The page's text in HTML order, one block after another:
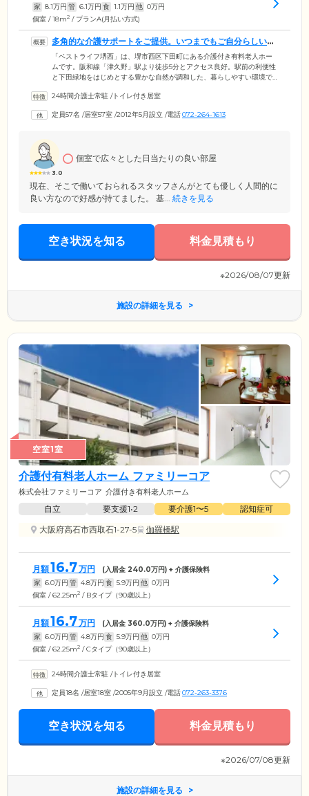
家 8.1万円 管 6.1万円 食 1.1万円 他 0万円
個室 / 18m2 / プランA(月払い方式)
多角的な介護サポートをご提供。いつまでもご自分らしい生
活を支援します
「ベストライフ堺西」は、堺市西区下田町にある介護付き有料老人ホー
ムです。阪和線「津久野」駅より徒歩5分とアクセス良好。駅前の利便性
と下田緑地をはじめとする豊かな自然が調和した、暮らしやすい環境で
ポートをご提供。ご入居者様がこれまで歩まれてきた道のりを尊重し、
タイルに寄り添った設備が充実。明るく広々としたダイニングや、落ち
24時間介護士常駐 /トイレ付き居室
定員57名 /居室57室 /2012年5月設立 /電話072-264-1613
3.0
個室で広々とした日当たりの良い部屋
現在、そこで働いておられるスタッフさんがとても優しく人間的に
良い方なので好感が持てました。 基... 続きを見る
空き状況を知る 料金見積もり
※2026/08/07更新
施設の詳細を見る
空室1室
介護付有料老人ホーム ファミリーコア
株式会社ファミリーコア 介護付き有料老人ホーム
自立 要支援1•2 要介護1〜5
認知症可
大阪府高石市西取石1-27-5
伽羅橋駅
月額16.7万円 (入居金 240.0万円) + 介護保険料
家 6.0万円 管 4.8万円 食 5.9万円 他 0万円
個室 / 62.25m2 / Bタイプ（90歳以上）
月額16.7万円 (入居金 360.0万円) + 介護保険料
家 6.0万円 管 4.8万円 食 5.9万円 他 0万円
個室 / 62.25m2 / Cタイプ（90歳以上）
24時間介護士常駐 /トイレ付き居室
定員18名 /居室18室 /2005年9月設立 /電話072-263-3376
空き状況を知る 料金見積もり
※2026/07/08更新
施設の詳細を見る